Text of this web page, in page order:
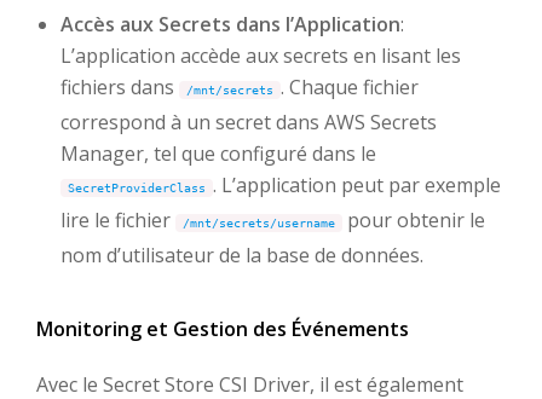
Accès aux Secrets dans l’Application:
L’application accède aux secrets en lisant les
fichiers dans
/mnt/secrets
. Chaque fichier
correspond à un secret dans AWS Secrets
Manager, tel que configuré dans le
SecretProviderClass
. L’application peut par exemple
lire le fichier
/mnt/secrets/username
pour obtenir le
nom d’utilisateur de la base de données.
Monitoring et Gestion des Événements
Avec le Secret Store CSI Driver, il est également